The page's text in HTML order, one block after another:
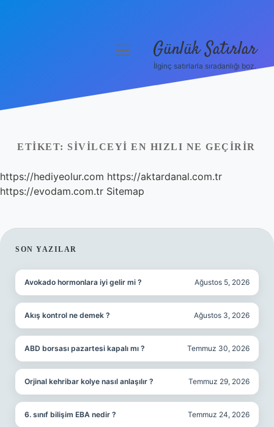
Yasal Uyarı
Hakkımızda
menüyü Günlük Satırlar
İlginç satırlarla sıradanlığı boz.
ETIKET: SIVILCEYI EN HIZLI NE GEÇIRIR
https://hediyeolur.com https://aktardanal.com.tr
https://evodam.com.tr Sitemap
SIDEBAR
SON YAZILAR
Avokado hormonlara iyi gelir mi ? Ağustos 5, 2026
Akış kontrol ne demek ? Ağustos 3, 2026
ABD borsası pazartesi kapalı mı ? Temmuz 30, 2026
Orjinal kehribar kolye nasıl anlaşılır ? Temmuz 29, 2026
6. sınıf bilişim EBA nedir ? Temmuz 24, 2026